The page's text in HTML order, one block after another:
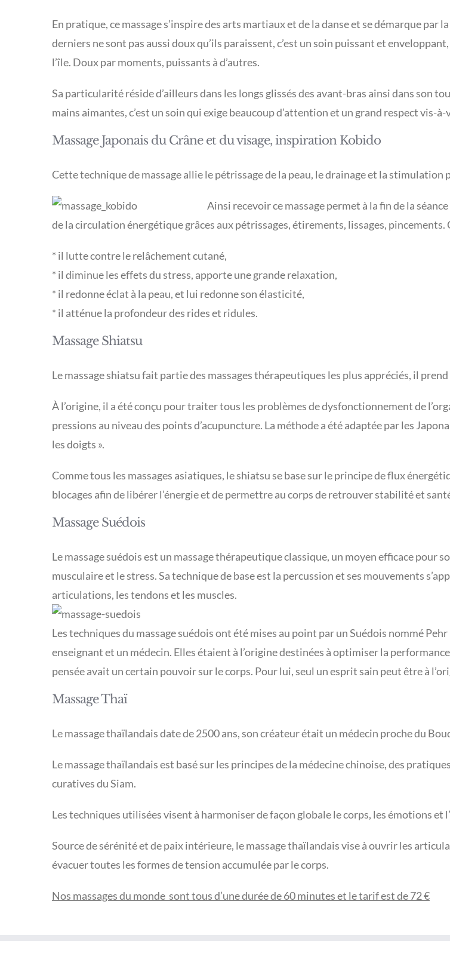
En pratique, ce massage s’inspire des arts martiaux et de la danse et se démarque par
derniers ne sont pas aussi doux qu’ils paraissent, c’est un soin puissant et
l’île. Doux par moments, puissants à d’autres.
Sa particularité réside d’ailleurs dans les longs glissés des avant-bras ainsi dans son
mains aimantes, c’est un soin qui exige beaucoup d’attention et un grand respect vis-
Massage Japonais du Crâne et du visage, inspiration Kobido
Cette technique de massage allie le pétrissage de la peau, le drainage et la
Ainsi recevoir ce massage permet à la fin de la
de la circulation énergétique grâces aux pétrissages, étirements, lissages,
* il lutte contre le relâchement cutané,
* il diminue les effets du stress, apporte une grande relaxation,
* il redonne éclat à la peau, et lui redonne son élasticité,
* il atténue la profondeur des rides et ridules.
Massage Shiatsu
Le massage shiatsu fait partie des massages thérapeutiques les plus appréciés, il
À l’origine, il a été conçu pour traiter tous les problèmes de dysfonctionnement de
pressions au niveau des points d’acupuncture. La méthode a été adaptée par les
les doigts ».
Comme tous les massages asiatiques, le shiatsu se base sur le principe de flux
blocages afin de libérer l’énergie et de permettre au corps de retrouver stabilité et
Massage Suédois
Le massage suédois est un massage thérapeutique classique, un moyen efficace
musculaire et le stress. Sa technique de base est la percussion et ses mouvements
articulations, les tendons et les muscles.
Les techniques du massage suédois ont été mises au point par un Suédois nommé
enseignant et un médecin. Elles étaient à l’origine destinées à optimiser la
pensée avait un certain pouvoir sur le corps. Pour lui, seul un esprit sain peut être à
Massage Thaï
Le massage thaïlandais date de 2500 ans, son créateur était un médecin proche du
Le massage thaïlandais est basé sur les principes de la médecine chinoise, des
curatives du Siam.
Les techniques utilisées visent à harmoniser de façon globale le corps, les émotions et
Source de sérénité et de paix intérieure, le massage thaïlandais vise à ouvrir les
évacuer toutes les formes de tension accumulée par le corps.
Nos massages du monde sont tous d’une durée de 60 minutes et le tarif est de 72 €